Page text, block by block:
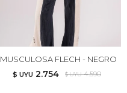
MUSCULOSA FLECH - NEGRO
$ UYU 2.754 $ UYU 4.590